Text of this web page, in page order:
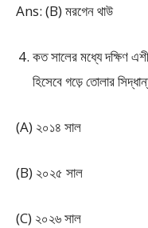
Ans: (B) মরগেন থাউ
কত সালের মধ্যে দক্ষিণ
হিসেবে গড়ে তোলার
(A) ২০১৪ সাল
(B) ২০২৫ সাল
(C) ২০২৬ সাল